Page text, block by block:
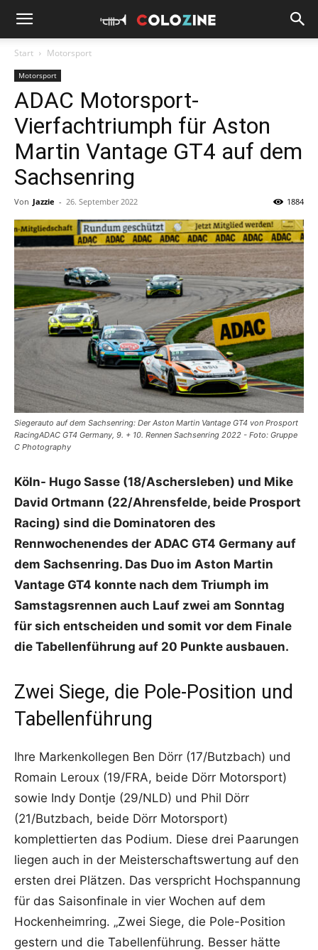
Start Motorsport
Motorsport
ADAC Motorsport-
Vierfachtriumph für Aston
Martin Vantage GT4 auf dem
Sachsenring
Von Jazzie - 26. September 2022 1884
Siegerauto auf dem Sachsenring: Der Aston Martin Vantage GT4 von Prosport
RacingADAC GT4 Germany, 9. + 10. Rennen Sachsenring 2022 - Foto: Gruppe
C Photography
Köln- Hugo Sasse (18/Aschersleben) und Mike
David Ortmann (22/Ahrensfelde, beide Prosport
Racing) sind die Dominatoren des
Rennwochenendes der ADAC GT4 Germany auf
dem Sachsenring. Das Duo im Aston Martin
Vantage GT4 konnte nach dem Triumph im
Samstagsrennen auch Lauf zwei am Sonntag
für sich entscheiden und somit vor dem Finale
die Tabellenführung auf 20 Punkte ausbauen.
Zwei Siege, die Pole-Position und
Tabellenführung
Ihre Markenkollegen Ben Dörr (17/Butzbach) und
Romain Leroux (19/FRA, beide Dörr Motorsport)
sowie Indy Dontje (29/NLD) und Phil Dörr
(21/Butzbach, beide Dörr Motorsport)
komplettierten das Podium. Diese drei Paarungen
liegen auch in der Meisterschaftswertung auf den
ersten drei Plätzen. Das verspricht Hochspannung
für das Saisonfinale in vier Wochen auf dem
Hockenheimring. „Zwei Siege, die Pole-Position
gestern und die Tabellenführung. Besser hätte